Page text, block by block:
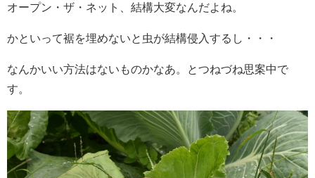
オープン・ザ・ネット、結構大変なんだよね。
かといって裾を埋めないと虫が結構侵入するし・・・
なんかいい方法はないものかなあ。とつねづね思案中で
す。